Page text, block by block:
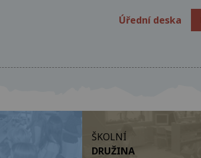
Úřední deska
ŠKOLNÍ
DRUŽINA